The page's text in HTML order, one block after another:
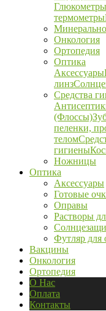
Глюкометры
термометры
Онкология
Ортопедия
Оптика
Аксессуары
линз
Средства
(Флоссы)
пеленки,
телом
гигиены
Ножницы
Оптика
Аксессуары
Готовые
Оправы
Растворы
Футляр для
Вакцины
Онкология
Ортопедия
О Нас
Оплата
Контакты